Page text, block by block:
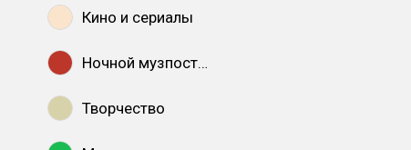
Кино и сериалы
Ночной музпостинг
Творчество